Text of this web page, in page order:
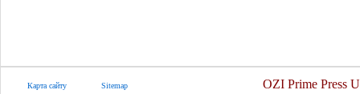
Карта сайту Sitemap OZI Prime Press